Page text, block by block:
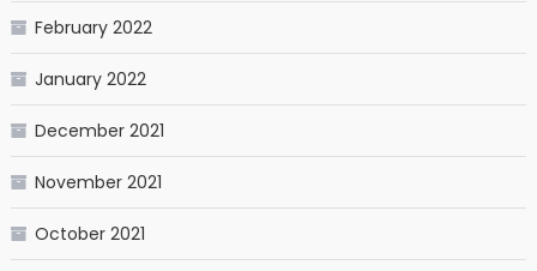
February 2022
January 2022
December 2021
November 2021
October 2021